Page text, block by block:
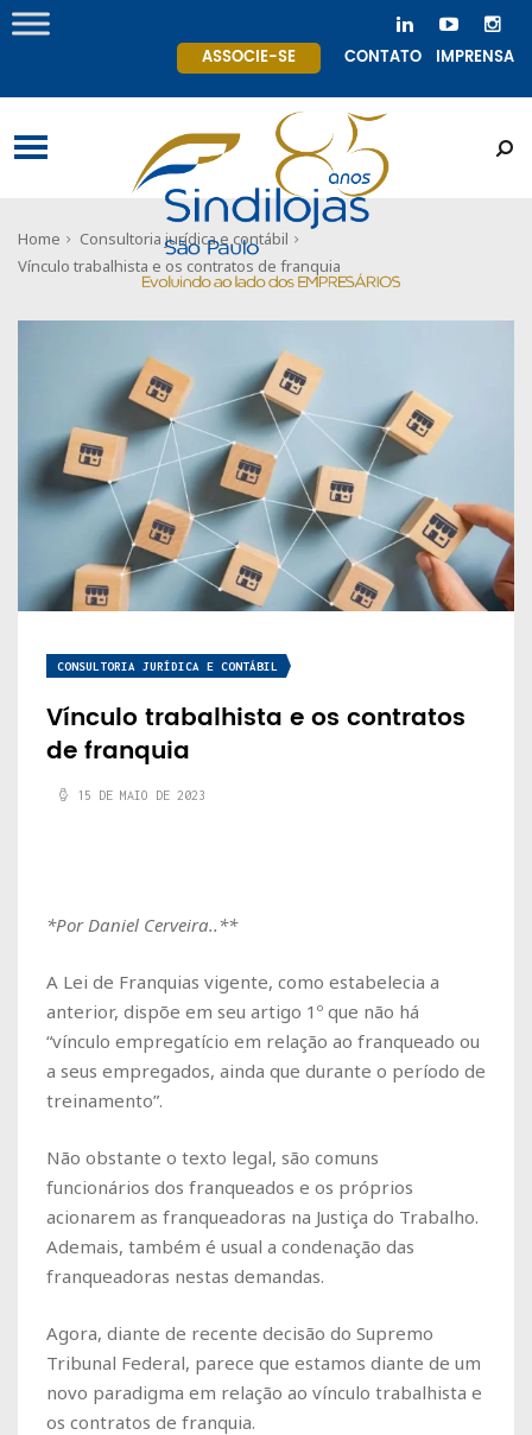
ASSOCIE-SE CONTATO IMPRENSA
Home
Consultoria jurídica e contábil
Vínculo trabalhista e os contratos de franquia
CONSULTORIA JURÍDICA E CONTÁBIL
Vínculo trabalhista e os contratos
de franquia
15 DE MAIO DE 2023
*Por Daniel Cerveira..**
A Lei de Franquias vigente, como estabelecia a
anterior, dispõe em seu artigo 1º que não há
“vínculo empregatício em relação ao franqueado ou
a seus empregados, ainda que durante o período de
treinamento”.
Não obstante o texto legal, são comuns
funcionários dos franqueados e os próprios
acionarem as franqueadoras na Justiça do Trabalho.
Ademais, também é usual a condenação das
franqueadoras nestas demandas.
Agora, diante de recente decisão do Supremo
Tribunal Federal, parece que estamos diante de um
novo paradigma em relação ao vínculo trabalhista e
os contratos de franquia.